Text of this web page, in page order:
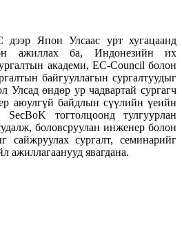
Япон Улсаас урт хугацаанд
ажиллах ба, Индонезийн их
академи, EC-Council болон
байгууллагын сургалтуудыг
Улсад өндөр ур чадвартай сургагч
аюулгүй байдлын сүүлийн үеийн
тогтолцоонд тулгуурлан
боловсруулан инженер болон
сайжруулах сургалт, семинарийг
ажиллагаанууд явагдана.